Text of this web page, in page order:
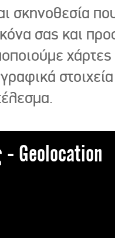
σκηνοθεσία
σας και
χάρτες
στοιχεία
- Geolocation